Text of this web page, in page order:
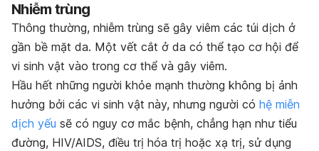
Nhiễm trùng
Thông thường, nhiễm trùng sẽ gây viêm các túi dịch ở
gần bề mặt da. Một vết cắt ở da có thể tạo cơ hội để
vi sinh vật vào trong cơ thể và gây viêm.
Hầu hết những người khỏe mạnh thường không bị ảnh
hưởng bởi các vi sinh vật này, nhưng người có hệ miễn
dịch yếu sẽ có nguy cơ mắc bệnh, chẳng hạn như tiểu
đường, HIV/AIDS, điều trị hóa trị hoặc xạ trị, sử dụng